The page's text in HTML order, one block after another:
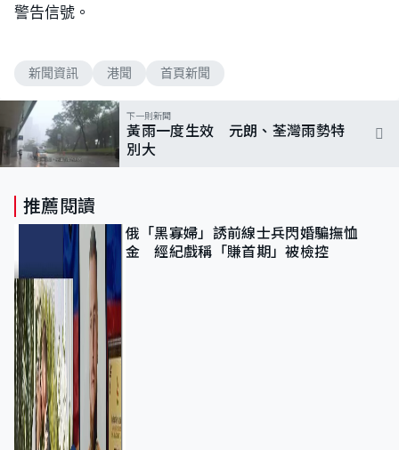
警告信號。
新聞資訊 港聞 首頁新聞
下一則新聞
黃雨一度生效 元朗、荃灣雨勢特
別大
推薦閱讀
俄「黑寡婦」誘前線士兵閃婚騙撫恤
金 經紀戲稱「賺首期」被檢控